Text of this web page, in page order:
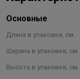
Основные
Длина в упаковке, см.
Ширина в упаковке, см.
Высота в упаковке, см.